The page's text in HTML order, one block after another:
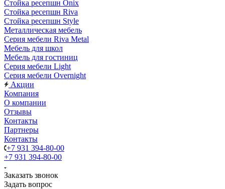
Стойка ресепшн Onix
Стойка ресепшн Riva
Стойка ресепшн Style
Металлическая мебель
Серия мебели Riva Metal
Мебель для школ
Мебель для гостиниц
Серия мебели Light
Серия мебели Overnight
Акции
Компания
О компании
Отзывы
Контакты
Партнеры
Контакты
+7 931 394-80-00
+7 931 394-80-00
Заказать звонок
Задать вопрос